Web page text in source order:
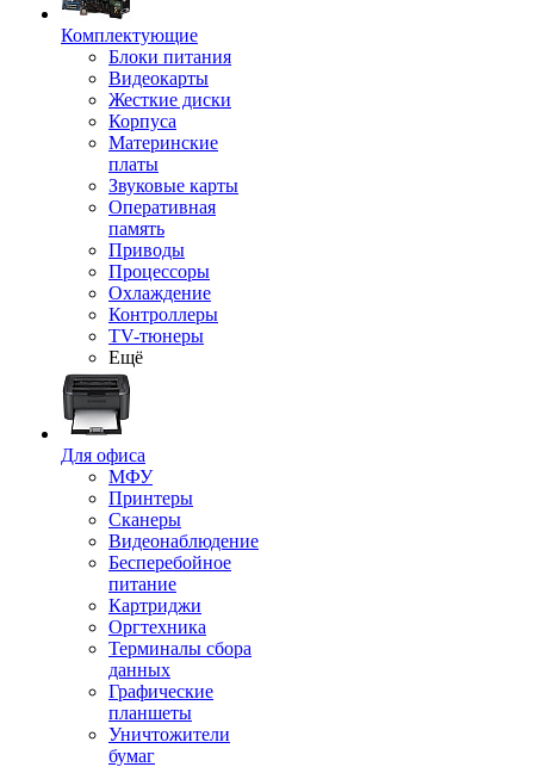
Комплектующие
Блоки питания
Видеокарты
Жесткие диски
Корпуса
Материнские
платы
Звуковые карты
Оперативная
память
Приводы
Процессоры
Охлаждение
Контроллеры
TV-тюнеры
Ещё
Для офиса
МФУ
Принтеры
Сканеры
Видеонаблюдение
Бесперебойное
питание
Картриджи
Оргтехника
Терминалы сбора
данных
Графические
планшеты
Уничтожители
бумаг